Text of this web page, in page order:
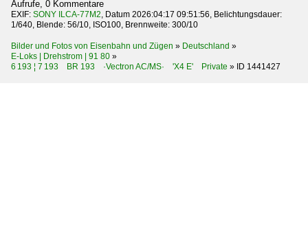
Aufrufe, 0 Kommentare
EXIF: SONY ILCA-77M2 , Datum 2026:04:17 09:51:56, Belichtungsdauer:
1/640, Blende: 56/10, ISO100, Brennweite: 300/10
Bilder und Fotos von Eisenbahn und Zügen » Deutschland »
E-Loks | Drehstrom | 91 80 »
6 193 ¦ 7 193 BR 193 ·Vectron AC/MS· 'X4 E' Private » ID 1441427